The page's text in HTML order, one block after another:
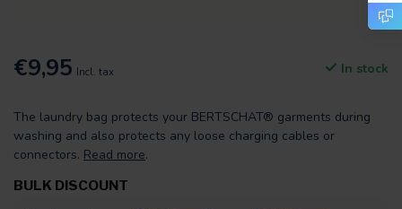
€9,95 Incl. tax In stock
The laundry bag protects your BERTSCHAT® garments during
washing and also protects any loose charging cables or
connectors. Read more.
BULK DISCOUNT